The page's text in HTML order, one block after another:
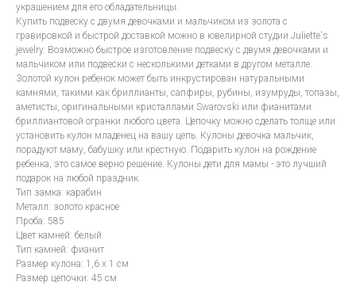
украшением для его обладательницы.
Купить подвеску с двумя девочками и мальчиком из золота с
гравировкой и быстрой доставкой можно в ювелирной студии Juliette's
jewelry. Возможно быстрое изготовление подвеску с двумя девочками и
мальчиком или подвески с несколькими детками в другом металле.
Золотой кулон ребенок может быть инкрустирован натуральными
камнями, такими как бриллианты, сапфиры, рубины, изумруды, топазы,
аметисты, оригинальными кристаллами Swarovski или фианитами
бриллиантовой огранки любого цвета. Цепочку можно сделать толще или
установить кулон младенец на вашу цепь. Кулоны девочка мальчик,
порадуют маму, бабушку или крестную. Подарить кулон на рождение
ребенка, это самое верно решение. Кулоны дети для мамы - это лучший
подарок на любой праздник.
Тип замка: карабин
Металл: золото красное
Проба: 585
Цвет камней: белый
Тип камней: фианит
Размер кулона: 1,6 х 1 см
Размер цепочки: 45 см